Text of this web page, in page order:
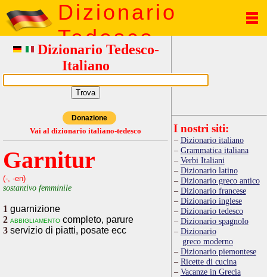
Dizionario
Tedesco
Dizionario Tedesco-
Italiano
Donazione
Vai al dizionario italiano-tedesco
Garnitur
(-, -en)
sostantivo femminile
1 guarnizione
2 abbigliamento completo, parure
3 servizio di piatti, posate ecc
I nostri siti:
Dizionario italiano
Grammatica italiana
Verbi Italiani
Dizionario latino
Dizionario greco antico
Dizionario francese
Dizionario inglese
Dizionario tedesco
Dizionario spagnolo
Dizionario
greco moderno
Dizionario piemontese
Ricette di cucina
Vacanze in Grecia